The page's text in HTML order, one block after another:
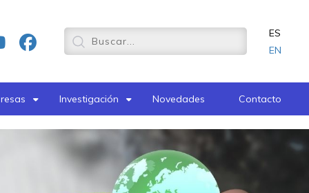
ES
EN
Investigación Novedades Contacto